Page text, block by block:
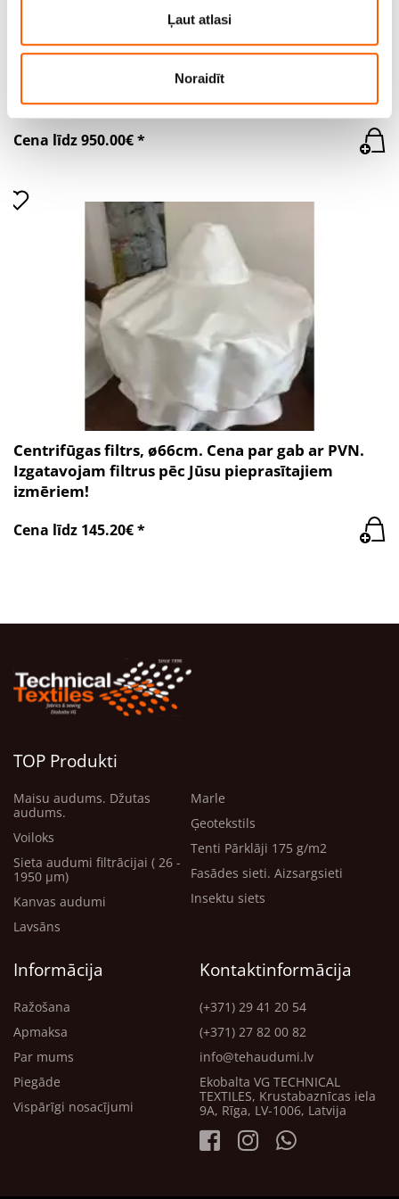
partneriem, kuri to var apvienot ar citu informāciju, ko
pakalpojumus.
Ļaut atlasi
Noraidīt
Silo bag
Cena līdz 950.00€ *
Centrifūgas filtrs, ø66cm. Cena par gab ar PVN.
Izgatavojam filtrus pēc Jūsu pieprasītajiem
izmēriem!
Cena līdz 145.20€ *
TOP Produkti
Maisu audums. Džutas
audums.
Voiloks
Sieta audumi filtrācijai ( 26 -
1950 μm)
Kanvas audumi
Lavsāns
Marle
Ģeotekstils
Tenti Pārklāji 175 g/m2
Fasādes sieti. Aizsargsieti
Insektu siets
Informācija
Ražošana
Apmaksa
Par mums
Piegāde
Vispārīgi nosacījumi
Kontaktinformācija
(+371) 29 41 20 54
(+371) 27 82 00 82
info@tehaudumi.lv
Ekobalta VG TECHNICAL
TEXTILES, Krustabaznīcas iela
9A, Rīga, LV-1006, Latvija